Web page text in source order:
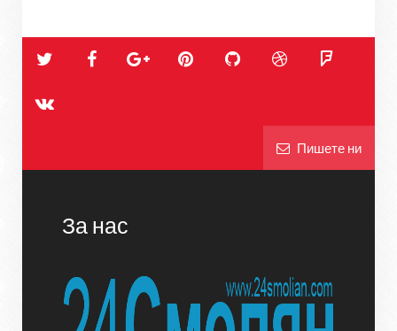
Пишете ни
За нас